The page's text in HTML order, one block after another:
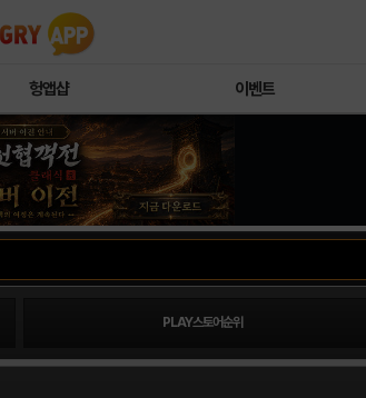
헝앱샵 이벤트
PLAY스토어순위